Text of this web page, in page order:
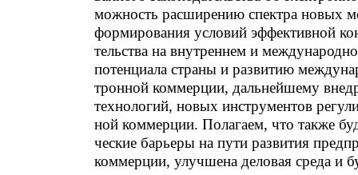
можность расширению спектра новых
формирования условий эффективной
тельства на внутреннем и
потенциала страны и развитию
тронной коммерции, дальнейшему
технологий, новых инструментов
ной коммерции. Полагаем, что также
ческие барьеры на пути развития
коммерции, улучшена деловая среда и